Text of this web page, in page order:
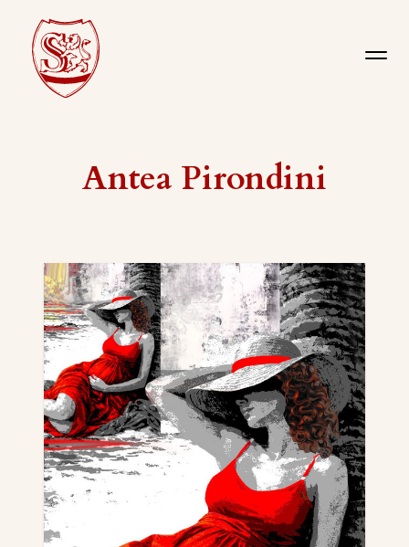
Antea Pirondini